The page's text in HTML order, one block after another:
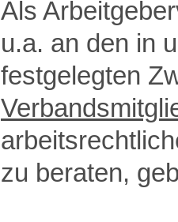
Als
u.a. an den in
festgelegten
zu beraten,